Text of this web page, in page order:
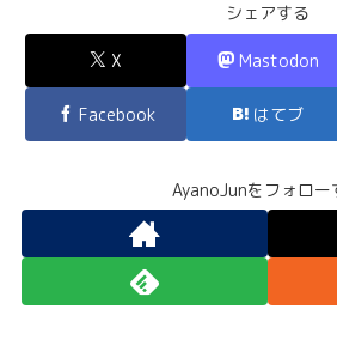
シェアする
X Mastodon
Facebook はてブ
AyanoJunをフォロー